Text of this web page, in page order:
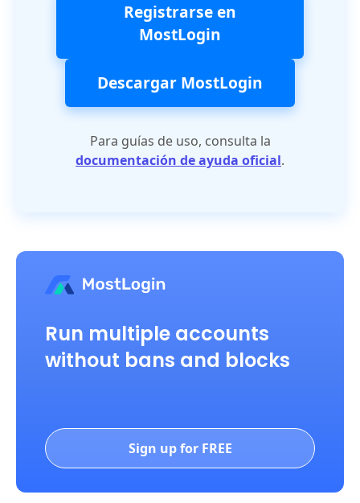
Registrarse en
MostLogin
Descargar MostLogin
Para guías de uso, consulta la
documentación de ayuda oficial.
Run multiple accounts
without bans and blocks
Sign up for FREE